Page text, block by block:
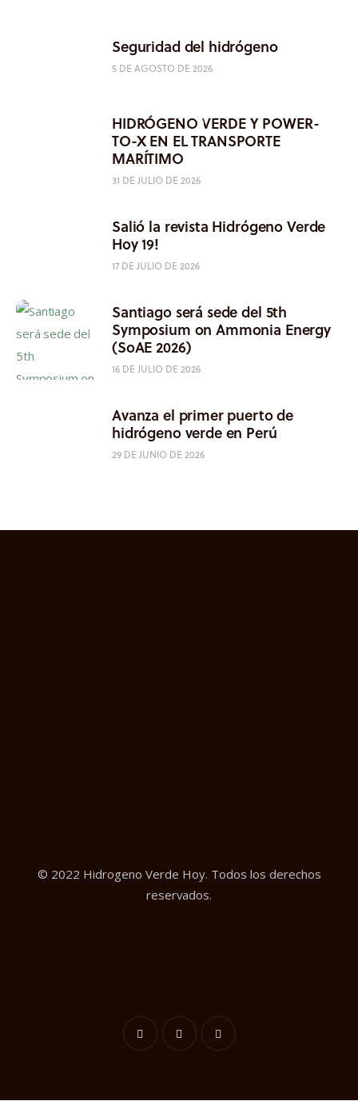
Seguridad del hidrógeno
5 DE AGOSTO DE 2026
HIDRÓGENO VERDE Y POWER-
TO-X EN EL TRANSPORTE
MARÍTIMO
31 DE JULIO DE 2026
Salió la revista Hidrógeno Verde
Hoy 19!
17 DE JULIO DE 2026
Santiago será sede del 5th
Symposium on Ammonia Energy
(SoAE 2026)
16 DE JULIO DE 2026
Avanza el primer puerto de
hidrógeno verde en Perú
29 DE JUNIO DE 2026
© 2022 Hidrogeno Verde Hoy. Todos los derechos
reservados.